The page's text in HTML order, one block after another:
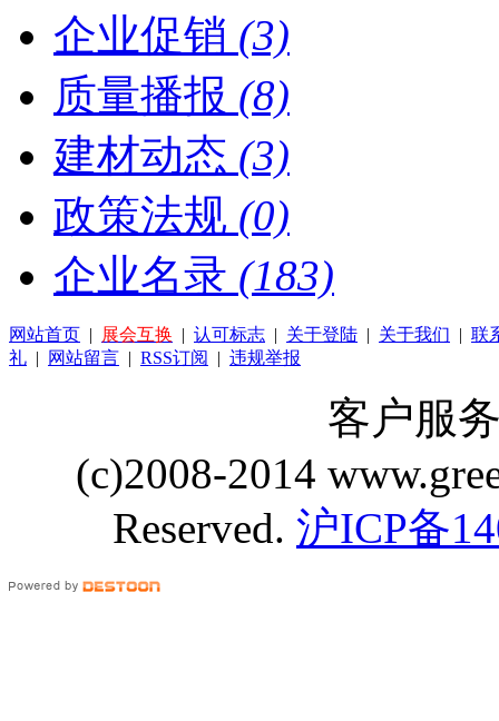
企业促销 (3)
质量播报 (8)
建材动态 (3)
政策法规 (0)
企业名录 (183)
网站首页 | 展会互换 | 认可标志 | 关于登陆 | 关于我们 | 联
礼 | 网站留言 | RSS订阅 | 违规举报
客户服
(c)2008-2014
Reserved. 沪ICP备